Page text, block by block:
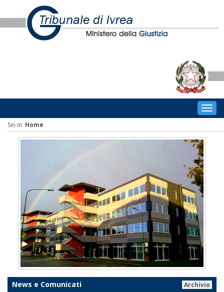
Sei in: Home
News e Comunicati
Archivio